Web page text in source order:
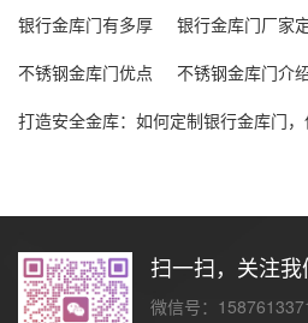
银行金库门有多厚
银行金库门厂家
不锈钢金库门优点
不锈钢金库门介
打造安全金库：如何定制银行金库门
扫一扫，关注我
微信号：